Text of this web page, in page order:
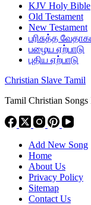
KJV Holy Bible
Old Testament
New Testament
பரிசுத்த
பழைய ஏற்பாடு
புதிய ஏற்பாடு
Christian Slave Tamil
Tamil Christian
Add New Song
Home
About Us
Privacy Policy
Sitemap
Contact Us